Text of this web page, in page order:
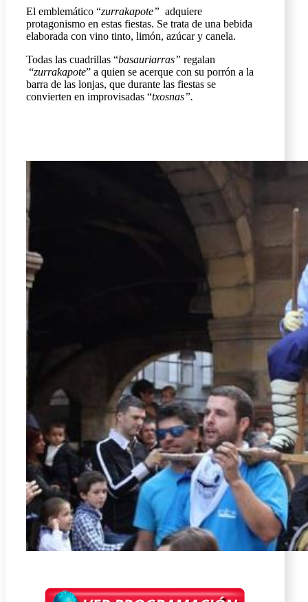
El emblemático “zurrakapote” adquiere
protagonismo en estas fiestas. Se trata de una bebida
elaborada con vino tinto, limón, azúcar y canela.
Todas las cuadrillas “basauriarras” regalan
“zurrakapote” a quien se acerque con su porrón a la
barra de las lonjas, que durante las fiestas se
convierten en improvisadas “txosnas”.